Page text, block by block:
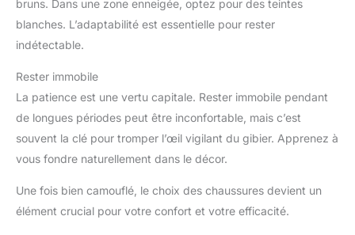
bruns. Dans une zone enneigée, optez pour des teintes
blanches. L’adaptabilité est essentielle pour rester
indétectable.
Rester immobile
La patience est une vertu capitale. Rester immobile pendant
de longues périodes peut être inconfortable, mais c’est
souvent la clé pour tromper l’œil vigilant du gibier. Apprenez à
vous fondre naturellement dans le décor.
Une fois bien camouflé, le choix des chaussures devient un
élément crucial pour votre confort et votre efficacité.